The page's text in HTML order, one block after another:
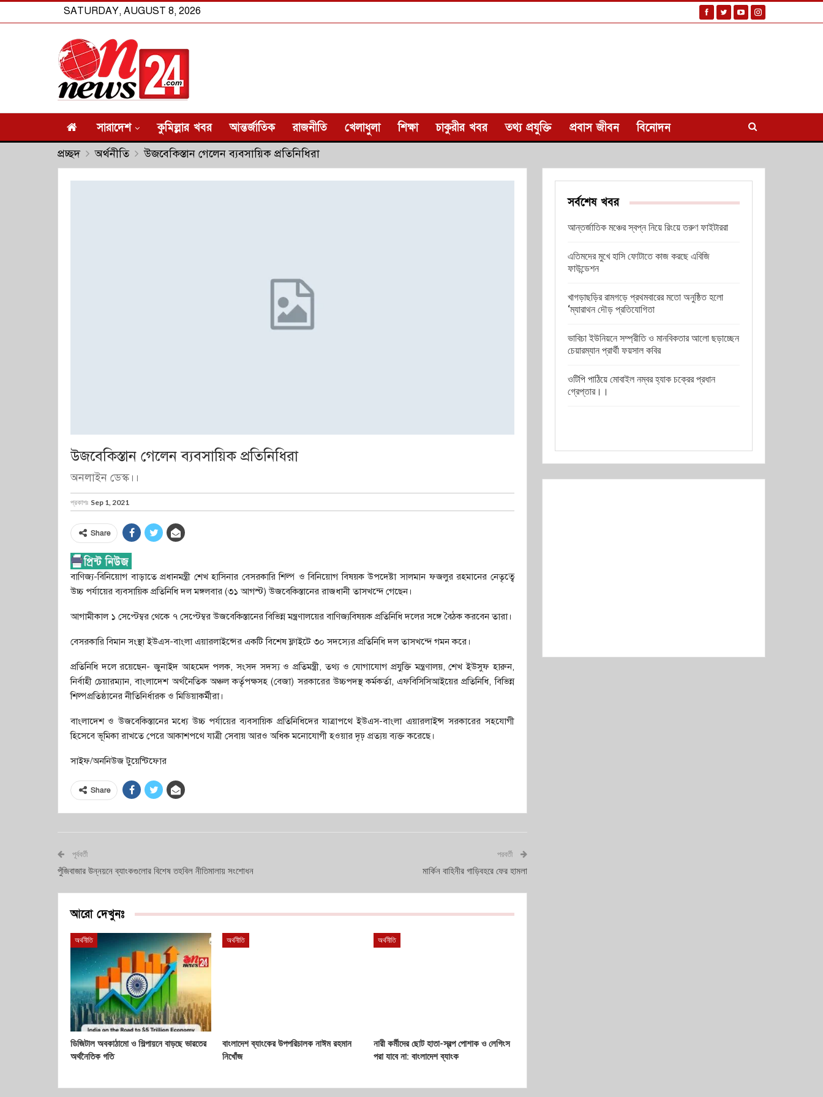
SATURDAY, AUGUST 8, 2026
সারাদেশ কুমিল্লার খবর আন্তর্জাতিক রাজনীতি খেলাধুলা শিক্ষা চাকুরীর খবর তথ্য প্রযুক্তি প্রবাস জীবন বিনোদন
প্রচ্ছদ অর্থনীতি উজবেকিস্তান গেলেন ব্যবসায়িক প্রতিনিধিরা
উজবেকিস্তান গেলেন ব্যবসায়িক প্রতিনিধিরা
অনলাইন ডেস্ক।।
প্রকাশঃ Sep 1, 2021
Share
বাণিজ্য-বিনিয়োগ বাড়াতে প্রধানমন্ত্রী শেখ হাসিনার বেসরকারি শিল্প ও বিনিয়োগ বিষয়ক উপদেষ্টা সালমান ফজলুর রহমানের নেতৃত্বে
উচ্চ পর্যায়ের ব্যবসায়িক প্রতিনিধি দল মঙ্গলবার (৩১ আগস্ট) উজবেকিস্তানের রাজধানী তাসখন্দে গেছেন।
আগামীকাল ১ সেপ্টেম্বর থেকে ৭ সেপ্টেম্বর উজবেকিস্তানের বিভিন্ন মন্ত্রণালয়ের বাণিজ্যবিষয়ক প্রতিনিধি দলের সঙ্গে বৈঠক করবেন তারা।
বেসরকারি বিমান সংস্থা ইউএস-বাংলা এয়ারলাইন্সের একটি বিশেষ ফ্লাইটে ৩০ সদস্যের প্রতিনিধি দল তাসখন্দে গমন করে।
প্রতিনিধি দলে রয়েছেন- জুনাইদ আহমেদ পলক, সংসদ সদস্য ও প্রতিমন্ত্রী, তথ্য ও যোগাযোগ প্রযুক্তি মন্ত্রণালয়, শেখ ইউসুফ হারুন,
নির্বাহী চেয়ারম্যান, বাংলাদেশ অর্থনৈতিক অঞ্চল কর্তৃপক্ষসহ (বেজা) সরকারের উচ্চপদস্থ কর্মকর্তা, এফবিসিসিআইয়ের প্রতিনিধি, বিভিন্ন
শিল্পপ্রতিষ্ঠানের নীতিনির্ধারক ও মিডিয়াকর্মীরা।
বাংলাদেশ ও উজবেকিস্তানের মধ্যে উচ্চ পর্যায়ের ব্যবসায়িক প্রতিনিধিদের যাত্রাপথে ইউএস-বাংলা এয়ারলাইন্স সরকারের সহযোগী
হিসেবে ভূমিকা রাখতে পেরে আকাশপথে যাত্রী সেবায় আরও অধিক মনোযোগী হওয়ার দৃঢ় প্রত্যয় ব্যক্ত করেছে।
সাইফ/অননিউজ টুয়েন্টিফোর
Share
পূর্ববর্তী
পুঁজিবাজার উন্নয়নে ব্যাংকগুলোর বিশেষ তহবিল নীতিমালায় সংশোধন
পরবর্তী
মার্কিন বাহিনীর গাড়িবহরে ফের হামলা
আরো দেখুনঃ
অর্থনীতি
ডিজিটাল অবকাঠামো ও শিল্পায়নে বাড়ছে ভারতের
অর্থনৈতিক গতি
অর্থনীতি
বাংলাদেশ ব্যাংকের উপপরিচালক নাঈম রহমান
নিখোঁজ
অর্থনীতি
নারী কর্মীদের ছোট হাতা-স্বল্প পোশাক ও লেগিংস
পরা যাবে না: বাংলাদেশ ব্যাংক
সর্বশেষ খবর
আন্তর্জাতিক মঞ্চের স্বপ্ন নিয়ে রিংয়ে তরুণ ফাইটাররা
এতিমদের মুখে হাসি ফোটাতে কাজ করছে এবিজি
ফাউন্ডেশন
খাগড়াছড়ির রামগড়ে প্রথমবারের মতো অনুষ্ঠিত হলো
‘ম্যারাথন দৌড় প্রতিযোগিতা
ভাবিচা ইউনিয়নে সম্প্রীতি ও মানবিকতার আলো ছড়াচ্ছেন
চেয়ারম্যান প্রার্থী ফয়সাল কবির
ওটিপি পাঠিয়ে মোবাইল নম্বর হ্যাক চক্রের প্রধান
গ্রেপ্তার।।